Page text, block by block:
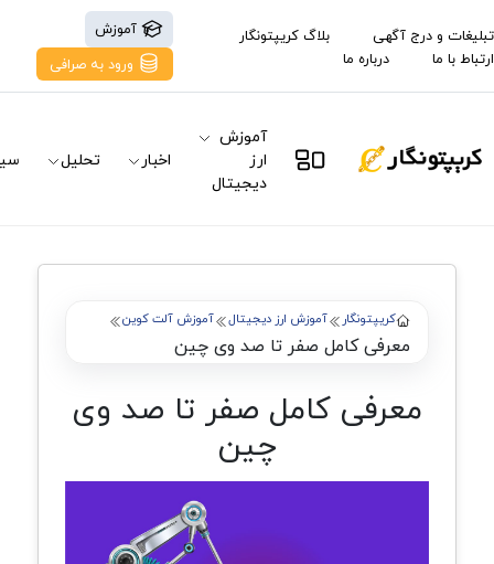
تبلیغات و درج آگهی
بلاگ کریپتونگار
ارتباط با ما
درباره ما
آموزش
ورود به صرافی
آموزش
ارز
دیجیتال
اخبار تحلیل
کریپتونگار آموزش ارز دیجیتال آموزش آلت کوین
معرفی کامل صفر تا صد وی چین
معرفی کامل صفر تا صد وی
چین